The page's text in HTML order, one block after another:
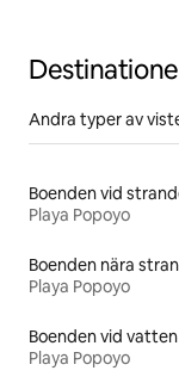
Andra typer av
Playa Popoyo
Boenden nära
Playa Popoyo
Boenden vid vatten
Playa Popoyo